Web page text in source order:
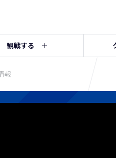
観戦する
報